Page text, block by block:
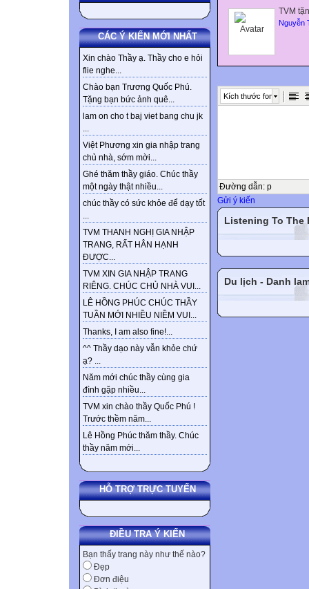
CÁC Ý KIẾN MỚI NHẤT
Xin chào Thầy ạ. Thầy cho e hỏi
flie nghe...
Chào bạn Trương Quốc Phú.
Tặng bạn bức ảnh quê...
lam on cho t baj viet bang chu jk
...
Việt Phương xin gia nhập trang
chủ nhà, sớm mời...
Ghé thăm thầy giáo. Chúc thầy
một ngày thật nhiều...
chúc thầy có sức khỏe để dạy tốt
...
TVM THANH NGHỊ GIA NHẬP
TRANG, RẤT HÂN HẠNH
ĐƯỢC...
TVM XIN GIA NHẬP TRANG
RIÊNG. CHÚC CHỦ NHÀ VUI...
LÊ HỒNG PHÚC CHÚC THẦY
TUẦN MỚI NHIỀU NIỀM VUI...
Thanks, I am also fine!...
^^ Thầy dạo này vẫn khỏe chứ
ạ? ...
Năm mới chúc thầy cùng gia
đình gặp nhiều...
TVM xin chào thầy Quốc Phú !
Trước thềm năm...
Lê Hồng Phúc thăm thầy. Chúc
thầy năm mới...
HỖ TRỢ TRỰC TUYẾN
ĐIỀU TRA Ý KIẾN
Bạn thấy trang này như thế nào?
Đẹp
Đơn điệu
TVM
Nguyễn
Kích thước font
Đường dẫn: p
Gửi ý kiến
Listening To The
Du lịch - Danh